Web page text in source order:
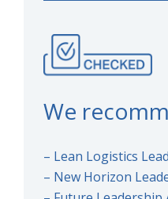
We
– Lean Logistics
– New Horizon